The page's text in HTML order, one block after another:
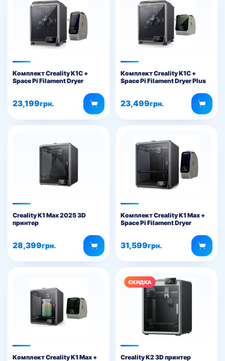
Комплект Creality K1C +
Space Pi Filament Dryer
23,199грн.
Комплект Creality K1C +
Space Pi Filament Dryer Plus
23,499грн.
Creality K1 Max 2025 3D
принтер
28,399грн.
Комплект Creality K1 Max +
Space Pi Filament Dryer
31,599грн.
Комплект Creality K1 Max +
Creality K2 3D принтер